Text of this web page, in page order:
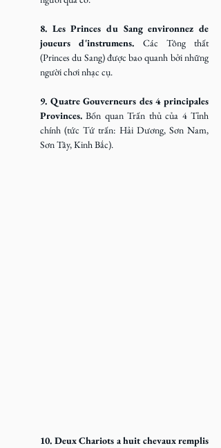
8. Les Princes du Sang environnez de
joueurs d'instrumens. Các Tông thất
(Princes du Sang) được bao quanh bởi những
người chơi nhạc cụ.
9. Quatre Gouverneurs des 4 principales
Provinces. Bốn quan Trấn thủ của 4 Tỉnh
chính (tức Tứ trấn: Hải Dương, Sơn Nam,
Sơn Tây, Kinh Bắc).
10. Deux Chariots a huit chevaux remplis